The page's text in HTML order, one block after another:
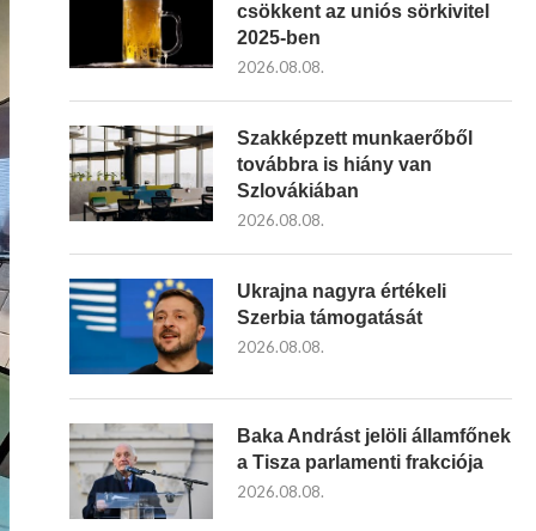
csökkent az uniós sörkivitel
2025-ben
2026.08.08.
Szakképzett munkaerőből
továbbra is hiány van
Szlovákiában
2026.08.08.
Ukrajna nagyra értékeli
Szerbia támogatását
2026.08.08.
Baka Andrást jelöli államfőnek
a Tisza parlamenti frakciója
2026.08.08.